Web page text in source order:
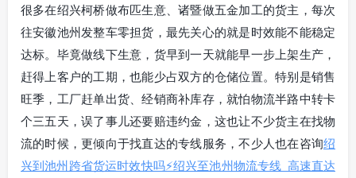
很多在绍兴柯桥做布匹生意、诸暨做五金加工的货主，每次
往安徽池州发整车零担货，最先关心的就是时效能不能稳定
达标。毕竟做线下生意，货早到一天就能早一步上架生产，
赶得上客户的工期，也能少占双方的仓储位置。特别是销售
旺季，工厂赶单出货、经销商补库存，就怕物流半路中转卡
个三五天，误了事儿还要赔违约金，这也让不少货主在找物
流的时候，更倾向于找直达的专线服务，不少人也在咨询绍
兴到池州跨省货运时效快吗⚡绍兴至池州物流专线_高速直达